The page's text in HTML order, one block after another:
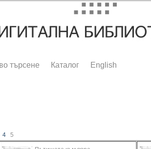
търсене Каталог English
4 5